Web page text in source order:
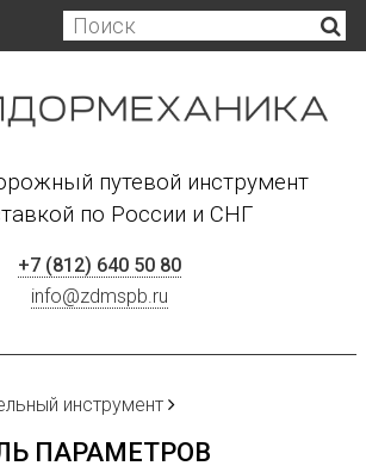
путевой инструмент
по России и СНГ
+7 (812) 640 50 80
info@zdmspb.ru
инструмент
ПАРАМЕТРОВ